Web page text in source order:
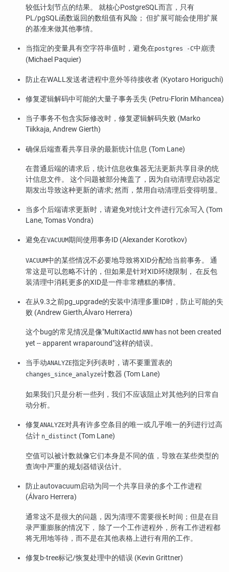
较低计划节点的结果。 就核心PostgreSQL而言，只有
PL/pgSQL函数返回的数组值有风险； 但扩展可能会使用扩展
的基准来做其他事情。
当指定的变量具有空字符串值时，避免在postgres -C中崩溃
(Michael Paquier)
防止在WALL发送者进程中意外等待接收者 (Kyotaro Horiguchi)
修复逻辑解码中可能的大量子事务丢失 (Petru-Florin Mihancea)
当子事务不包含实际修改时，修复逻辑解码失败 (Marko
Tiikkaja, Andrew Gierth)
确保后端查看共享目录的最新统计信息 (Tom Lane)
在普通后端的请求后，统计信息收集器无法更新共享目录的统
计信息文件。 这个问题被部分掩盖了，因为自动清理启动器定
期发出导致这种更新的请求; 然而，禁用自动清理后变得明显。
当多个后端请求更新时，请避免对统计文件进行冗余写入 (Tom
Lane, Tomas Vondra)
避免在VACUUM期间使用事务ID (Alexander Korotkov)
VACUUM中的某些情况不必要地导致将XID分配给当前事务。 通
常这是可以忽略不计的，但如果是针对XID环绕限制， 在反包
装清理中消耗更多的XID是一件非常糟糕的事情。
在从9.3之前pg_upgrade的安装中清理多重ID时，防止可能的失
败 (Andrew Gierth,Álvaro Herrera)
这个bug的常见情况是像"MultiXactId NNNhas not been created
yet -- apparent wraparound"这样的错误。
当手动ANALYZE指定列列表时，请不要重置表的
changes_since_analyze计数器 (Tom Lane)
如果我们只是分析一些列，我们不应该阻止对其他列的日常自
动分析。
修复ANALYZE对具有许多空条目的唯一或几乎唯一的列进行过高
估计 n_distinct (Tom Lane)
空值可以被计数就像它们本身是不同的值，导致在某些类型的
查询中严重的规划器错误估计。
防止autovacuum启动为同一个共享目录的多个工作进程
(Álvaro Herrera)
通常这不是很大的问题，因为清理不需要很长时间；但是在目
录严重膨胀的情况下， 除了一个工作进程外，所有工作进程都
将无用地等待，而不是在其他表格上进行有用的工作。
修复b-tree标记/恢复处理中的错误 (Kevin Grittner)